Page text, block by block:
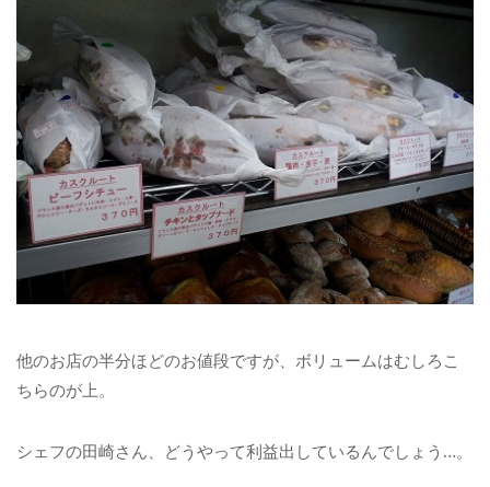
他のお店の半分ほどのお値段ですが、ボリュームはむしろこ
ちらのが上。
シェフの田崎さん、どうやって利益出しているんでしょう…。